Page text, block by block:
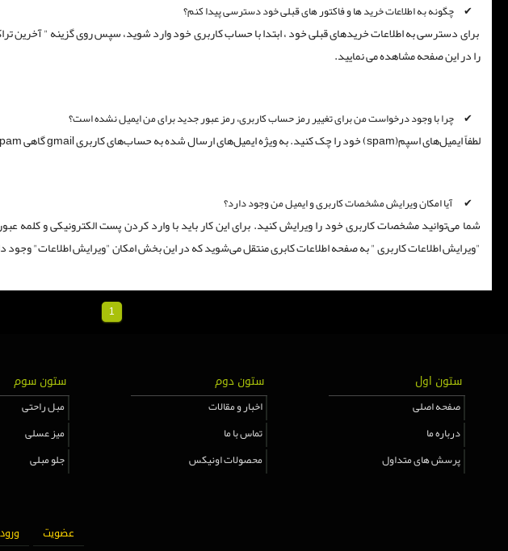
چگونه به اطلاعات خرید ها و فاکتور های قبلی خود دسترسی پیدا کنم؟
برای دسترسی به اطلاعات خریدهای قبلی خود ، ابتدا با حساب کاربری خود وارد شوید، سپس روی گزینه " آخرین
را در این صفحه مشاهده می نمایید.
چرا با وجود درخواست من برای تغییر رمز حساب کاربری، رمز عبور جدید برای من ایمیل نشده است؟
لطفاً ایمیل‌های اسپم(spam) خود را چک کنید. به ویژه ایمیل‌های ارسال شده به حساب‏‌های کاربری gmail گاهی spam می‌شوند.
​ آیا امکان ویرایش مشخصات کاربری و ایمیل من وجود دارد؟
شما می‏‌توانید مشخصات کاربری خود را ویرایش کنید. برای این کار باید با وارد کردن پست الکترونیکی و کلمه
"ویرایش اطلاعات کاربری " به صفحه‏‌ اطلاعات کابری منتقل می‏‌شوید که در این بخش امکان "ویرایش اطلاعات" وجود
1
ستون اول
صفحه اصلی
درباره ما
پرسش های متداول
ستون دوم
اخبار و مقالات
تماس با ما
محصولات اونیکس
ستون سوم
مبل راحتی
میز عسلی
جلو مبلی
عضویت